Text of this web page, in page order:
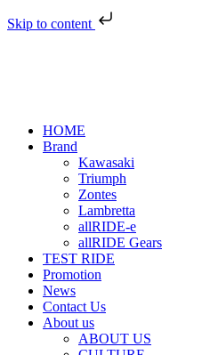
Skip to content
HOME
Brand
Kawasaki
Triumph
Zontes
Lambretta
allRIDE-e
allRIDE Gears
TEST RIDE
Promotion
News
Contact Us
About us
ABOUT US